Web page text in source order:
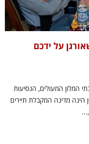
על ידכם
המלון המעולים, הנסיעות
הינה מדינה המקבלת תיירים